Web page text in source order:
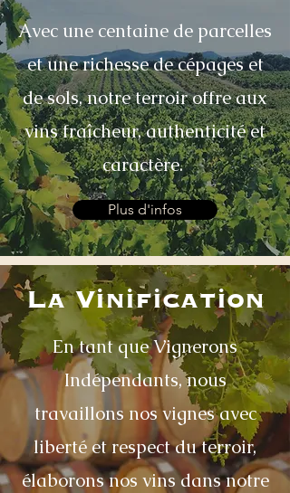
Avec une centaine de parcelles
et une richesse de cépages et
de sols, notre terroir offre aux
vins fraîcheur, authenticité et
caractère.
Plus d'infos
La Vinification
En tant que Vignerons
Indépendants, nous
travaillons nos vignes avec
liberté et respect du terroir,
élaborons nos vins dans notre